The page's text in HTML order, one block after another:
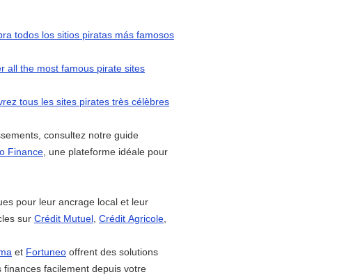
todos los sitios piratas más famosos
all the most famous pirate sites
tous les sites pirates très célèbres
consultez notre guide
Finance, une plateforme idéale pour
pour leur ancrage local et leur
sur Crédit Mutuel, Crédit Agricole,
et Fortuneo offrent des solutions
facilement depuis votre